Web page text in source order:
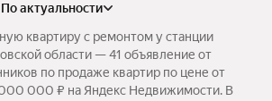
по актуальности
квартиру с ремонтом у станции
области — 41 объявление от
по продаже квартир по цене от
000 ₽ на Яндекс Недвижимости. В